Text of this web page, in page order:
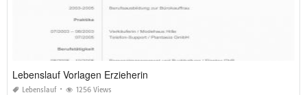
Lebenslauf Vorlagen Erzieherin
Lebenslauf 1256 Views